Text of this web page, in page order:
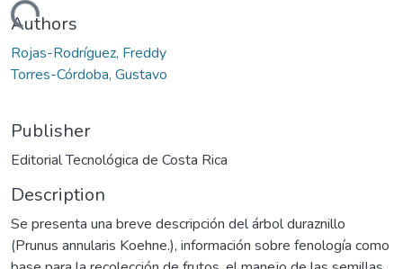
Loading...
Authors
Rojas-Rodríguez, Freddy
Torres-Córdoba, Gustavo
Publisher
Editorial Tecnológica de Costa Rica
Description
Se presenta una breve descripción del árbol duraznillo
(Prunus annularis Koehne.), información sobre fenología como